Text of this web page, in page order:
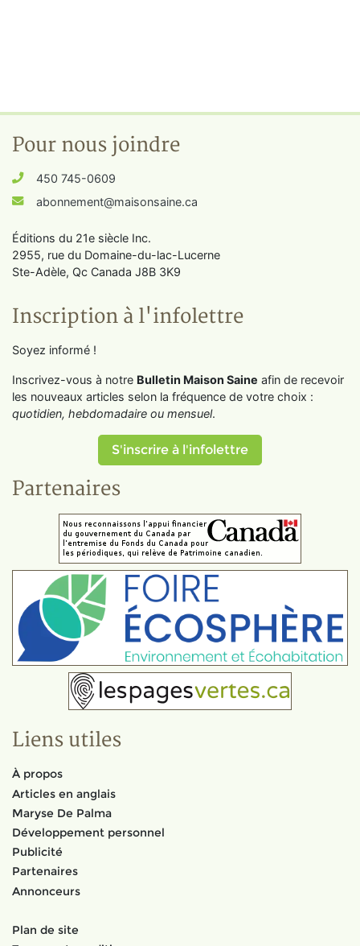
Pour nous joindre
450 745-0609
abonnement@maisonsaine.ca
Éditions du 21e siècle Inc.
2955, rue du Domaine-du-lac-Lucerne
Ste-Adèle, Qc Canada J8B 3K9
Inscription à l'infolettre
Soyez informé !
Inscrivez-vous à notre Bulletin Maison Saine afin de recevoir
les nouveaux articles selon la fréquence de votre choix :
quotidien, hebdomadaire ou mensuel.
S'inscrire à l'infolettre
Partenaires
Liens utiles
À propos
Articles en anglais
Maryse De Palma
Développement personnel
Publicité
Partenaires
Annonceurs
Plan de site